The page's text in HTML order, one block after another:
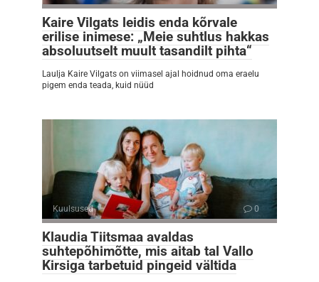
Kaire Vilgats leidis enda kõrvale
erilise inimese: „Meie suhtlus hakkas
absoluutselt muult tasandilt pihta“
Laulja Kaire Vilgats on viimasel ajal hoidnud oma eraelu
pigem enda teada, kuid nüüd
Kuulsused 0
Klaudia Tiitsmaa avaldas
suhtepõhimõtte, mis aitab tal Vallo
Kirsiga tarbetuid pingeid vältida